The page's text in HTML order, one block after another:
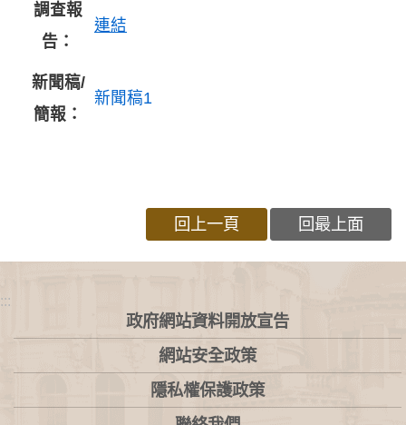
調查報
告：
連結
新聞稿/
簡報：
新聞稿1
回上一頁 回最上面
:::
政府網站資料開放宣告
網站安全政策
隱私權保護政策